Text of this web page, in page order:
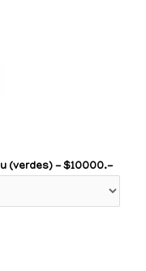
(verdes) - $10000.-